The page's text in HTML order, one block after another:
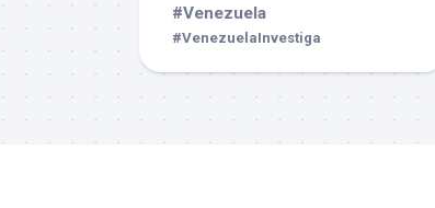
#Venezuela
#VenezuelaInvestiga